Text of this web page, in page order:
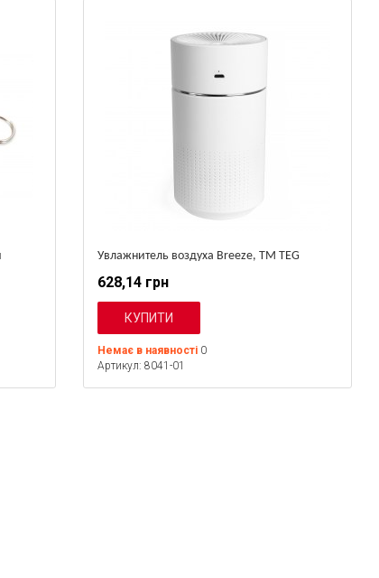
Увлажнитель воздуха Breeze, TM TEG
628,14 грн
Немає в наявності 0
Артикул: 8041-01